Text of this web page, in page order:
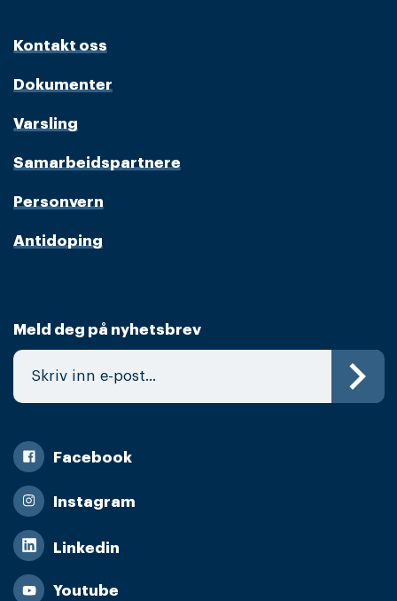
Kontakt oss
Dokumenter
Varsling
Samarbeidspartnere
Personvern
Antidoping
Meld deg på nyhetsbrev
Facebook
Instagram
Linkedin
Youtube